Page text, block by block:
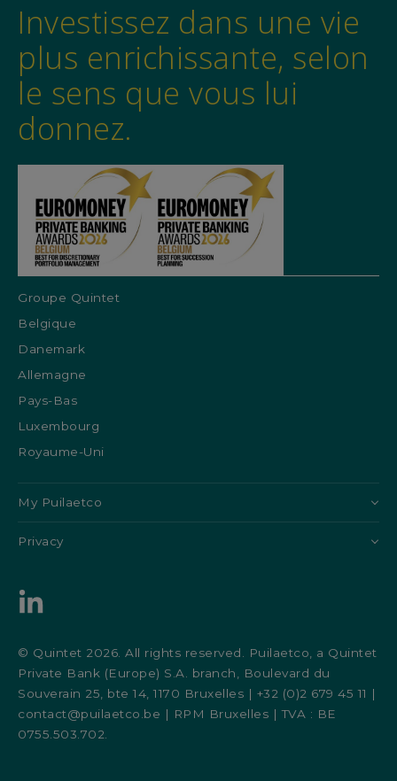
Investissez dans une vie
plus enrichissante, selon
le sens que vous lui
donnez.
Groupe Quintet
Belgique
Danemark
Allemagne
Pays-Bas
Luxembourg
Royaume-Uni
My Puilaetco
Privacy
© Quintet 2026. All rights reserved. Puilaetco, a Quintet
Private Bank (Europe) S.A. branch, Boulevard du
Souverain 25, bte 14, 1170 Bruxelles | +32 (0)2 679 45 11 |
contact@puilaetco.be | RPM Bruxelles | TVA : BE
0755.503.702.